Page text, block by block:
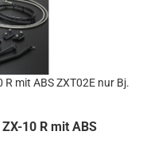
mit ABS ZXT02E nur Bj.
10 R mit ABS